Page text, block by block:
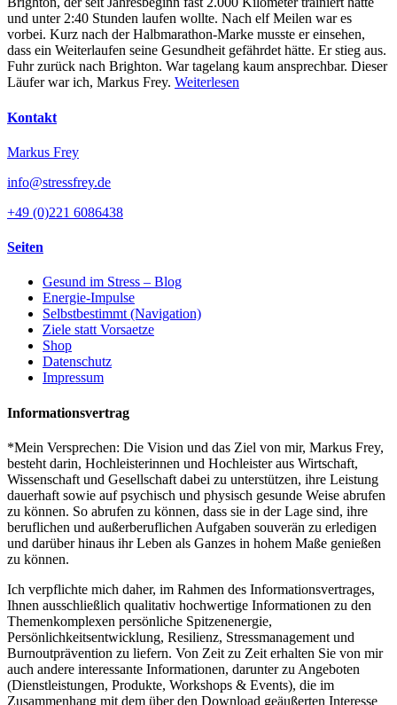
und unter 2:40 Stunden laufen wollte. Nach elf Meilen war es
vorbei. Kurz nach der Halbmarathon-Marke musste er einsehen,
dass ein Weiterlaufen seine Gesundheit gefährdet hätte. Er stieg aus.
Fuhr zurück nach Brighton. War tagelang kaum ansprechbar. Dieser
Läufer war ich, Markus Frey. Weiterlesen
Kontakt
Markus Frey
info@stressfrey.de
+49 (0)221 6086438
Seiten
Gesund im Stress – Blog
Energie-Impulse
Selbstbestimmt (Navigation)
Ziele statt Vorsaetze
Shop
Datenschutz
Impressum
Informationsvertrag
*Mein Versprechen: Die Vision und das Ziel von mir, Markus Frey,
besteht darin, Hochleisterinnen und Hochleister aus Wirtschaft,
Wissenschaft und Gesellschaft dabei zu unterstützen, ihre Leistung
dauerhaft sowie auf psychisch und physisch gesunde Weise abrufen
zu können. So abrufen zu können, dass sie in der Lage sind, ihre
beruflichen und außerberuflichen Aufgaben souverän zu erledigen
und darüber hinaus ihr Leben als Ganzes in hohem Maße genießen
zu können.
Ich verpflichte mich daher, im Rahmen des Informationsvertrages,
Ihnen ausschließlich qualitativ hochwertige Informationen zu den
Themenkomplexen persönliche Spitzenenergie,
Persönlichkeitsentwicklung, Resilienz, Stressmanagement und
Burnoutprävention zu liefern. Von Zeit zu Zeit erhalten Sie von mir
auch andere interessante Informationen, darunter zu Angeboten
(Dienstleistungen, Produkte, Workshops & Events), die im
Zusammenhang mit dem über den Download geäußerten Interesse